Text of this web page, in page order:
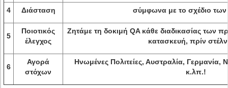
4 Διάσταση σύμφωνα με το σχέδιο
5
Ποιοτικός
έλεγχος
Ζητάμε τη δοκιμή QA κάθε διαδικασίας των
κατασκευή, πρίν
6
Αγορά
στόχων
Ηνωμένες Πολιτείες, Αυστραλία,
κ.λπ.!